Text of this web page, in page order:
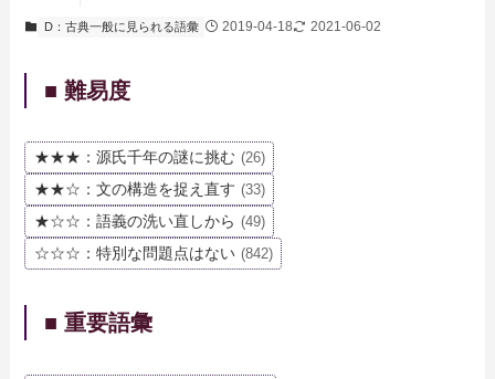
D：古典一般に見られる語彙 2019-04-18 2021-06-02
■ 難易度
★★★：源氏千年の謎に挑む (26)
★★☆：文の構造を捉え直す (33)
★☆☆：語義の洗い直しから (49)
☆☆☆：特別な問題点はない (842)
■ 重要語彙